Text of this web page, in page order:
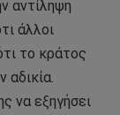
αντίληψη
άλλοι
το κράτος
αδικία.
να εξηγήσει